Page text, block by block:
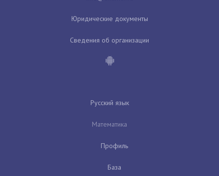
Юридические документы
Сведения об организации
Русский язык
Математика
Профиль
База